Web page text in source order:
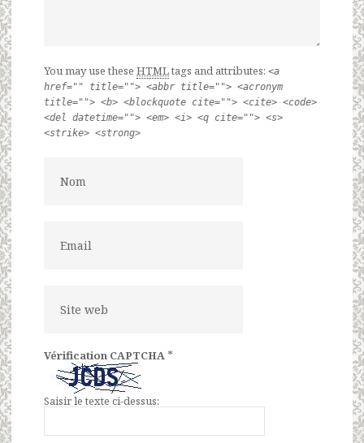
You may use these HTMLtags and attributes: <a
href="" title=""> <abbr title=""> <acronym
title=""> <b> <blockquote cite=""> <cite> <code>
<del datetime=""> <em> <i> <q cite=""> <s>
<strike> <strong>
Vérification CAPTCHA*
Saisir le texte ci-dessus: